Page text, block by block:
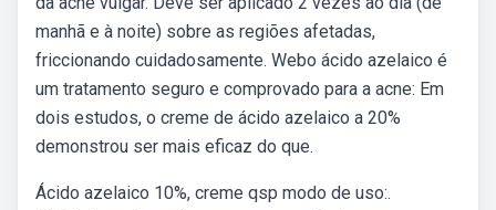
manhã e à noite) sobre as regiões afetadas,
friccionando cuidadosamente. Webo ácido azelaico é
um tratamento seguro e comprovado para a acne: Em
dois estudos, o creme de ácido azelaico a 20%
demonstrou ser mais eficaz do que.
Ácido azelaico 10%, creme qsp modo de uso:.